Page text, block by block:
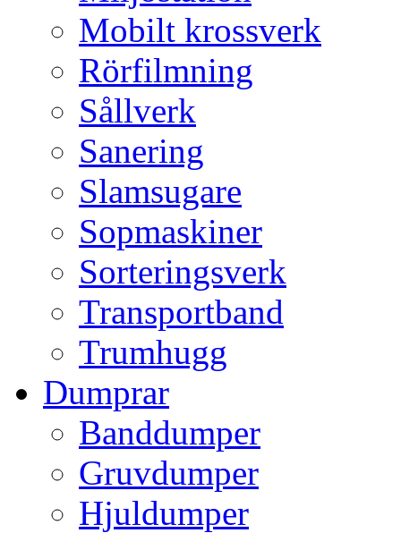
Mobilt krossverk
Rörfilmning
Sållverk
Sanering
Slamsugare
Sopmaskiner
Sorteringsverk
Transportband
Trumhugg
Dumprar
Banddumper
Gruvdumper
Hjuldumper